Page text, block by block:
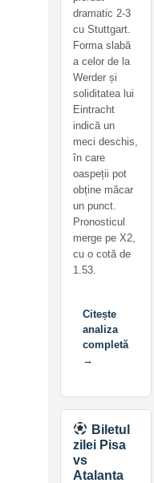
dramatic 2-3
cu Stuttgart.
Forma slabă
a celor de la
Werder și
soliditatea lui
Eintracht
indică un
meci deschis,
în care
oaspeții pot
obține măcar
un punct.
Pronosticul
merge pe X2,
cu o cotă de
1.53.
Citește
analiza
completă
→
Biletul
zilei Pisa
vs
Atalanta